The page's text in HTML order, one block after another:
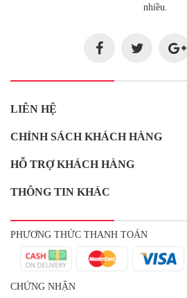
nhiều.
LIÊN HỆ
CHÍNH SÁCH KHÁCH HÀNG
HỖ TRỢ KHÁCH HÀNG
THÔNG TIN KHÁC
PHƯƠNG THỨC THANH TOÁN
CHỨNG NHẬN